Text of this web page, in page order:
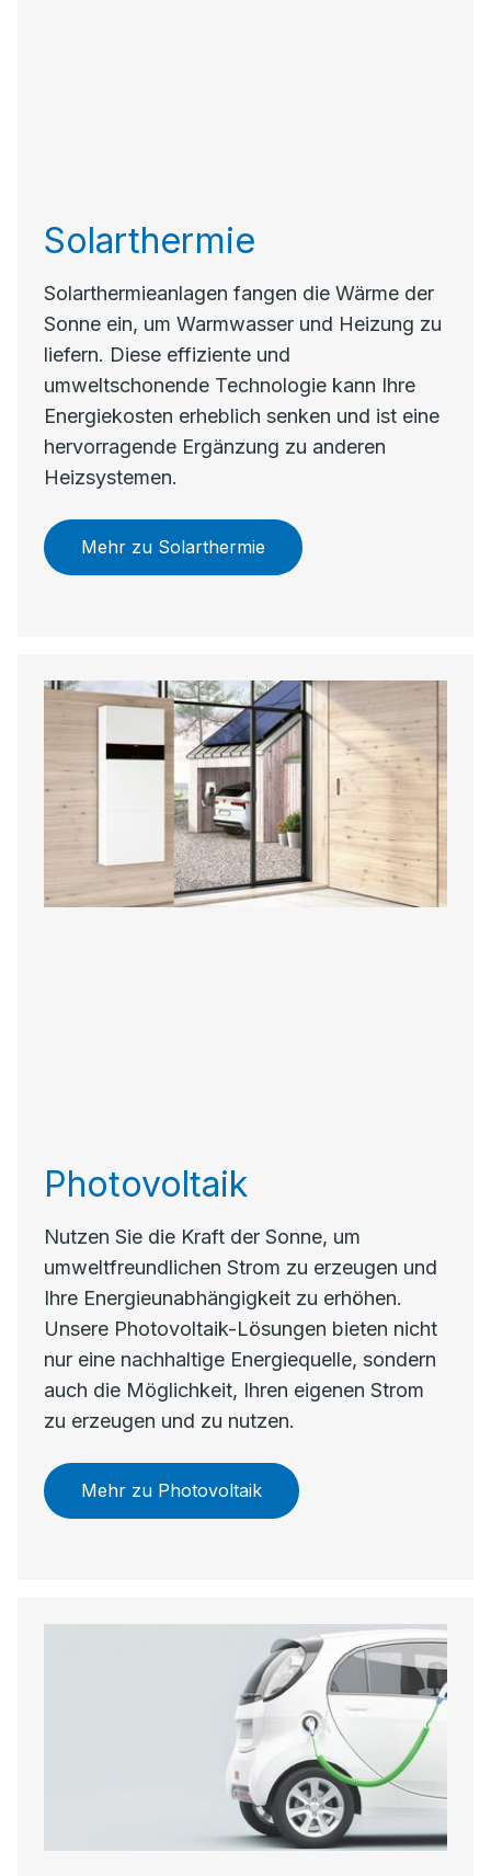
Solarthermie
Solarthermieanlagen fangen die Wärme der
Sonne ein, um Warmwasser und Heizung zu
liefern. Diese effiziente und
umweltschonende Technologie kann Ihre
Energiekosten erheblich senken und ist eine
hervorragende Ergänzung zu anderen
Heizsystemen.
Mehr zu Solarthermie
Photovoltaik
Nutzen Sie die Kraft der Sonne, um
umweltfreundlichen Strom zu erzeugen und
Ihre Energieunabhängigkeit zu erhöhen.
Unsere Photovoltaik-Lösungen bieten nicht
nur eine nachhaltige Energiequelle, sondern
auch die Möglichkeit, Ihren eigenen Strom
zu erzeugen und zu nutzen.
Mehr zu Photovoltaik